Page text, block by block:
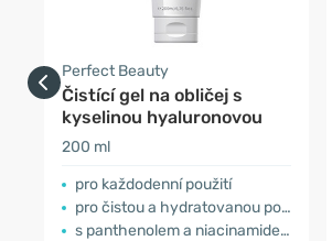
Perfect Beauty
Čistící gel na obličej s
kyselinou hyaluronovou
200 ml
pro každodenní použití
pro čistou a hydratovanou pokožku
s panthenolem a niacinamidem